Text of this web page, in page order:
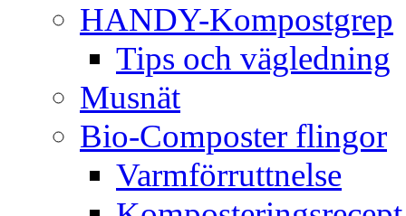
HANDY-Kompostgrep
Tips och vägledning
Musnät
Bio-Composter flingor
Varmförruttnelse